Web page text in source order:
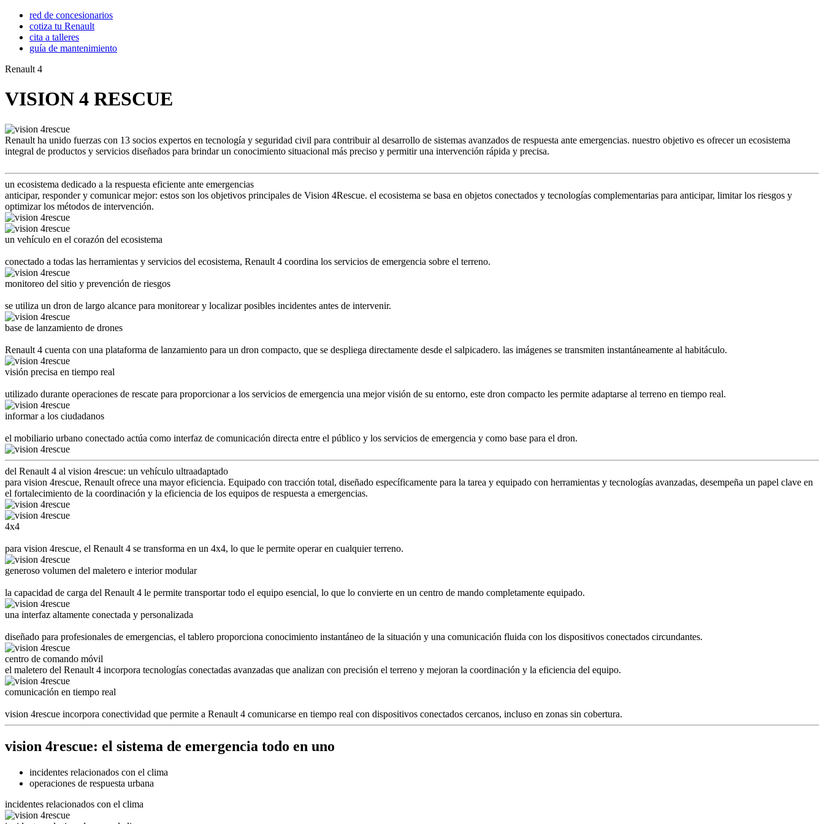
red de concesionarios
cotiza tu Renault
cita a talleres
guía de mantenimiento
Renault 4
VISION 4 RESCUE
Renault ha unido fuerzas con 13 socios expertos en tecnología y seguridad civil para contribuir al desarrollo de sistemas avanzados de respuesta ante emergencias. nuestro objetivo es ofrecer un ecosistema
integral de productos y servicios diseñados para brindar un conocimiento situacional más preciso y permitir una intervención rápida y precisa.
un ecosistema dedicado a la respuesta eficiente ante emergencias
anticipar, responder y comunicar mejor: estos son los objetivos principales de Vision 4Rescue. el ecosistema se basa en objetos conectados y tecnologías complementarias para anticipar, limitar los riesgos y
optimizar los métodos de intervención.
un vehículo en el corazón del ecosistema
conectado a todas las herramientas y servicios del ecosistema, Renault 4 coordina los servicios de emergencia sobre el terreno.
monitoreo del sitio y prevención de riesgos
se utiliza un dron de largo alcance para monitorear y localizar posibles incidentes antes de intervenir.
base de lanzamiento de drones
Renault 4 cuenta con una plataforma de lanzamiento para un dron compacto, que se despliega directamente desde el salpicadero. las imágenes se transmiten instantáneamente al habitáculo.
visión precisa en tiempo real
utilizado durante operaciones de rescate para proporcionar a los servicios de emergencia una mejor visión de su entorno, este dron compacto les permite adaptarse al terreno en tiempo real.
informar a los ciudadanos
el mobiliario urbano conectado actúa como interfaz de comunicación directa entre el público y los servicios de emergencia y como base para el dron.
del Renault 4 al vision 4rescue: un vehículo ultraadaptado
para vision 4rescue, Renault ofrece una mayor eficiencia. Equipado con tracción total, diseñado específicamente para la tarea y equipado con herramientas y tecnologías avanzadas, desempeña un papel clave en
el fortalecimiento de la coordinación y la eficiencia de los equipos de respuesta a emergencias.
4x4
para vision 4rescue, el Renault 4 se transforma en un 4x4, lo que le permite operar en cualquier terreno.
generoso volumen del maletero e interior modular
la capacidad de carga del Renault 4 le permite transportar todo el equipo esencial, lo que lo convierte en un centro de mando completamente equipado.
una interfaz altamente conectada y personalizada
diseñado para profesionales de emergencias, el tablero proporciona conocimiento instantáneo de la situación y una comunicación fluida con los dispositivos conectados circundantes.
centro de comando móvil
el maletero del Renault 4 incorpora tecnologías conectadas avanzadas que analizan con precisión el terreno y mejoran la coordinación y la eficiencia del equipo.
comunicación en tiempo real
vision 4rescue incorpora conectividad que permite a Renault 4 comunicarse en tiempo real con dispositivos conectados cercanos, incluso en zonas sin cobertura.
vision 4rescue: el sistema de emergencia todo en uno
incidentes relacionados con el clima
operaciones de respuesta urbana
incidentes relacionados con el clima